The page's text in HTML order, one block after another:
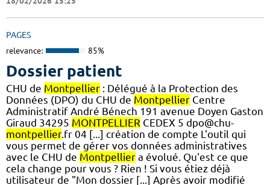
PAGES
relevance: 85%
Dossier patient
CHU de Montpellier : Délégué à la Protection des
Données (DPO) du CHU de Montpellier Centre
Administratif André Bénech 191 avenue Doyen Gaston
Giraud 34295 MONTPELLIER CEDEX 5 dpo@chu-
montpellier.fr 04 [...] création de compte L'outil qui
vous permet de gérer vos données administratives
avec le CHU de Montpellier a évolué. Qu'est ce que
cela change pour vous ? Rien ! Si vous étiez déjà
utilisateur de "Mon dossier [...] Après avoir modifié